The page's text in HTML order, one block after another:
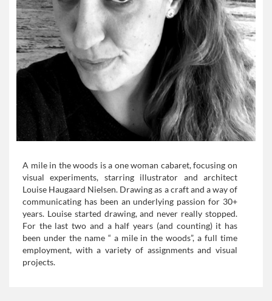
A mile in the woods is a one woman cabaret, focusing on
visual experiments, starring illustrator and architect
Louise Haugaard Nielsen. Drawing as a craft and a way of
communicating has been an underlying passion for 30+
years. Louise started drawing, and never really stopped.
For the last two and a half years (and counting) it has
been under the name “ a mile in the woods”, a full time
employment, with a variety of assignments and visual
projects.